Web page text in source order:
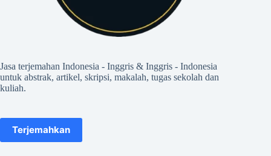
Jasa terjemahan Indonesia - Inggris & Inggris - Indonesia
untuk abstrak, artikel, skripsi, makalah, tugas sekolah dan
kuliah.
Terjemahkan